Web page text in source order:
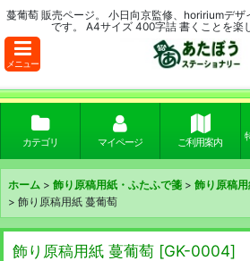
蔓葡萄 販売ページ。 小日向京監修、hoririumデ
です。 A4サイズ 400字詰 書くことを楽
メニュー
カテゴリ マイページ ご利用案内
ホーム > 飾り原稿用紙・ふたふで箋 > 飾り原稿
> 飾り原稿用紙 蔓葡萄
飾り原稿用紙 蔓葡萄 [GK-0004]